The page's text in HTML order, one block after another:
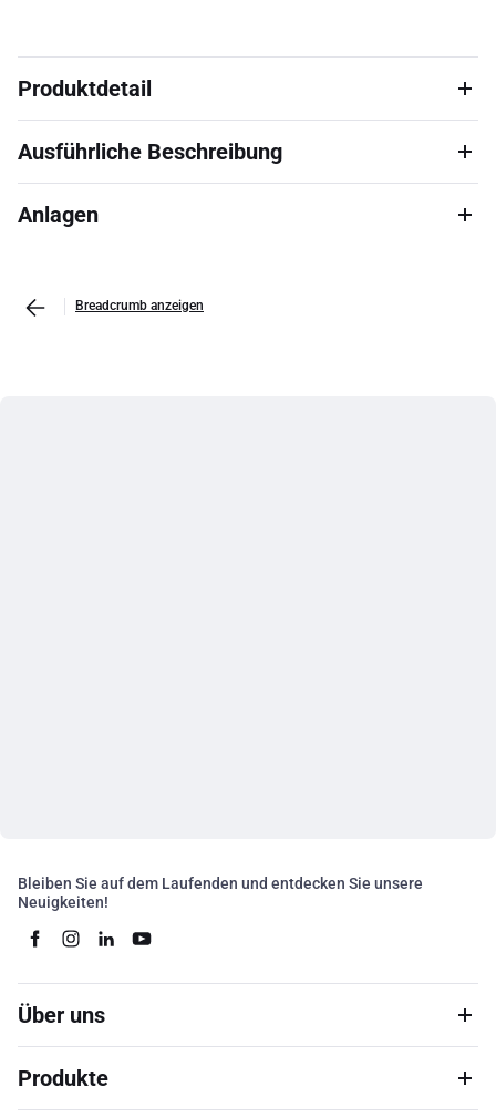
Produktdetail
Ausführliche Beschreibung
Anlagen
Breadcrumb anzeigen
Bleiben Sie auf dem Laufenden und entdecken Sie unsere
Neuigkeiten!
Über uns
Produkte